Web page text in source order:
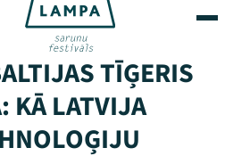
TĪĢERIS
KĀ LATVIJA